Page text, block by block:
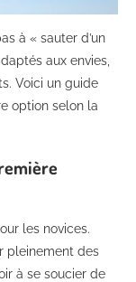
à « sauter d’un
aux envies,
Voici un guide
option selon la
les novices.
pleinement des
à se soucier de